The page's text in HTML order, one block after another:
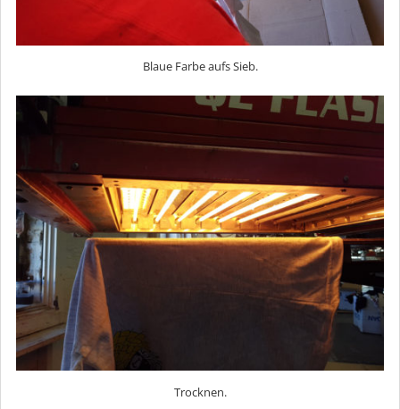
Blaue Farbe aufs Sieb.
Trocknen.